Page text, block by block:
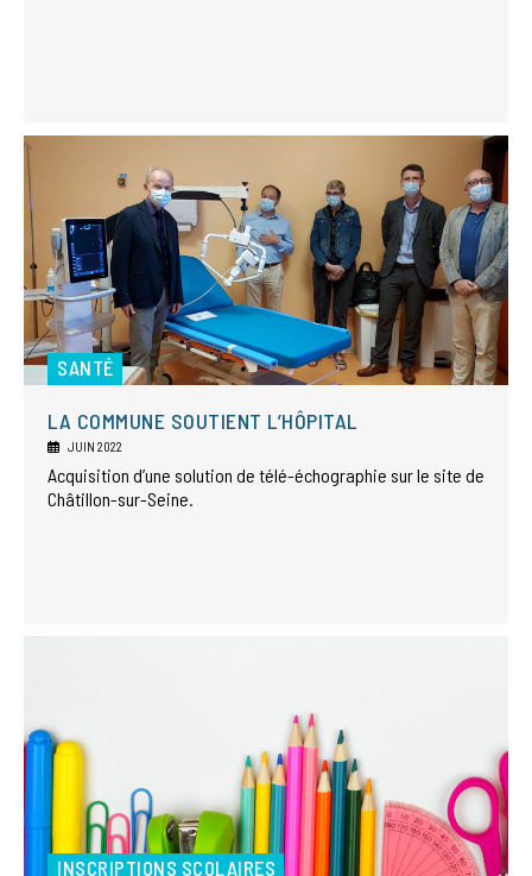
SANTÉ
LA COMMUNE SOUTIENT L’HÔPITAL
JUIN 2022
Acquisition d’une solution de télé-échographie sur le site de
Châtillon-sur-Seine.
INSCRIPTIONS SCOLAIRES